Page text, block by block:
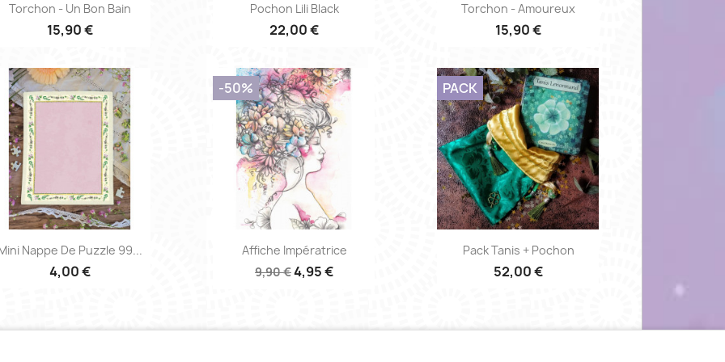
Aperçu rapide
Torchon - Un Bon Bain
15,90 €
Aperçu rapide
Pochon Lili Black
22,00 €
Aperçu rapide
Torchon - Amoureux
15,90 €
Aperçu rapide
Nappe De Puzzle 99...
4,00 €
Aperçu rapide
Affiche Impératrice
9,90 €4,95 €
-50%
Aperçu rapide
Pack Tanis + Pochon
52,00 €
PACK